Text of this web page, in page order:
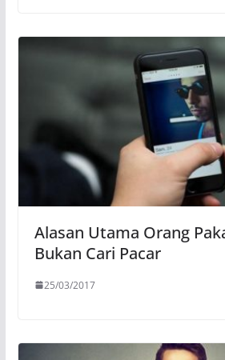
Alasan Utama Orang
Bukan Cari Pacar
25/03/2017